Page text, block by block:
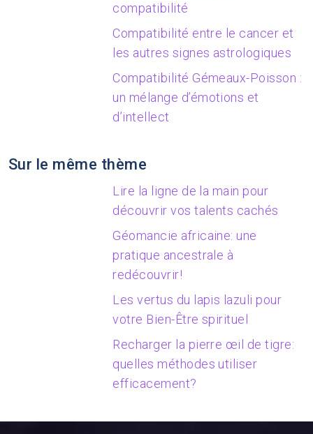
compatibilité
Compatibilité entre le cancer et
les autres signes astrologiques
Compatibilité Gémeaux-Poisson :
un mélange d’émotions et
d’intellect
Sur le même thème
Lire la ligne de la main pour
découvrir vos talents cachés
Géomancie africaine: une
pratique ancestrale à
redécouvrir!
Les vertus du lapis lazuli pour
votre Bien-Être spirituel
Recharger la pierre œil de tigre:
quelles méthodes utiliser
efficacement?